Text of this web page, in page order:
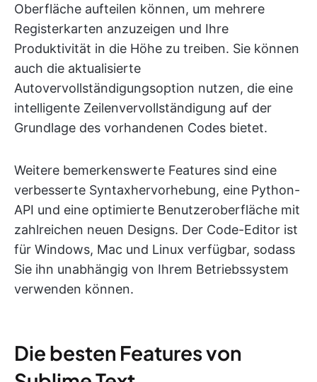
Oberfläche aufteilen können, um mehrere
Registerkarten anzuzeigen und Ihre
Produktivität in die Höhe zu treiben. Sie können
auch die aktualisierte
Autovervollständigungsoption nutzen, die eine
intelligente Zeilenvervollständigung auf der
Grundlage des vorhandenen Codes bietet.
Weitere bemerkenswerte Features sind eine
verbesserte Syntaxhervorhebung, eine Python-
API und eine optimierte Benutzeroberfläche mit
zahlreichen neuen Designs. Der Code-Editor ist
für Windows, Mac und Linux verfügbar, sodass
Sie ihn unabhängig von Ihrem Betriebssystem
verwenden können.
Die besten Features von